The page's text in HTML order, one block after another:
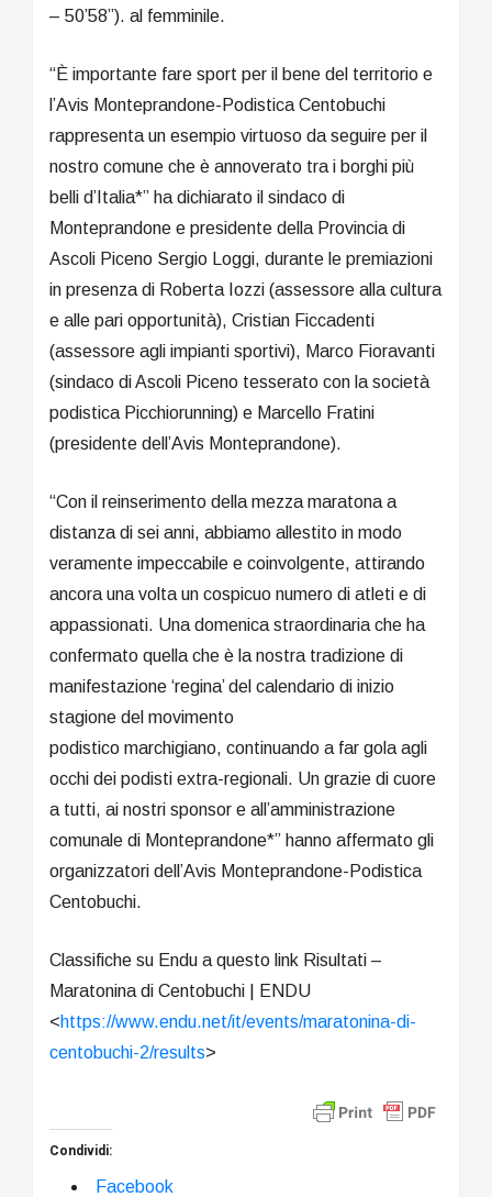
– 50’58”). al femminile.
“È importante fare sport per il bene del territorio e
l’Avis Monteprandone-Podistica Centobuchi
rappresenta un esempio virtuoso da seguire per il
nostro comune che è annoverato tra i borghi più
belli d’Italia*” ha dichiarato il sindaco di
Monteprandone e presidente della Provincia di
Ascoli Piceno Sergio Loggi, durante le premiazioni
in presenza di Roberta Iozzi (assessore alla cultura
e alle pari opportunità), Cristian Ficcadenti
(assessore agli impianti sportivi), Marco Fioravanti
(sindaco di Ascoli Piceno tesserato con la società
podistica Picchiorunning) e Marcello Fratini
(presidente dell’Avis Monteprandone).
“Con il reinserimento della mezza maratona a
distanza di sei anni, abbiamo allestito in modo
veramente impeccabile e coinvolgente, attirando
ancora una volta un cospicuo numero di atleti e di
appassionati. Una domenica straordinaria che ha
confermato quella che è la nostra tradizione di
manifestazione ‘regina’ del calendario di inizio
stagione del movimento
podistico marchigiano, continuando a far gola agli
occhi dei podisti extra-regionali. Un grazie di cuore
a tutti, ai nostri sponsor e all’amministrazione
comunale di Monteprandone*” hanno affermato gli
organizzatori dell’Avis Monteprandone-Podistica
Centobuchi.
Classifiche su Endu a questo link Risultati –
Maratonina di Centobuchi | ENDU
<https://www.endu.net/it/events/maratonina-di-
centobuchi-2/results>
Condividi:
Facebook